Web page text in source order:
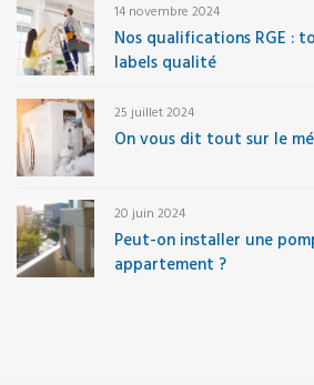
14 novembre 2024
Nos qualifications RGE :
labels qualité
25 juillet 2024
On vous dit tout sur le
20 juin 2024
Peut-on installer une
appartement ?